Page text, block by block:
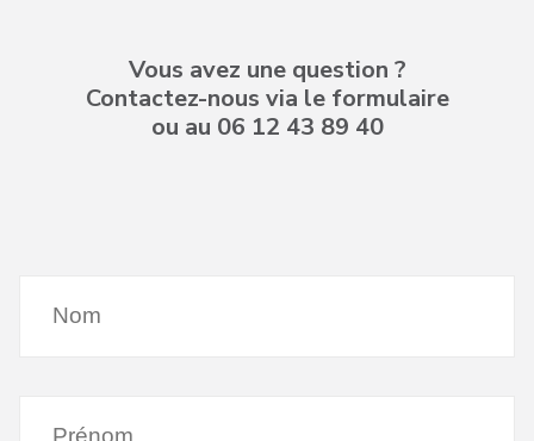
Vous avez une question ?
Contactez-nous via le formulaire
ou au 06 12 43 89 40